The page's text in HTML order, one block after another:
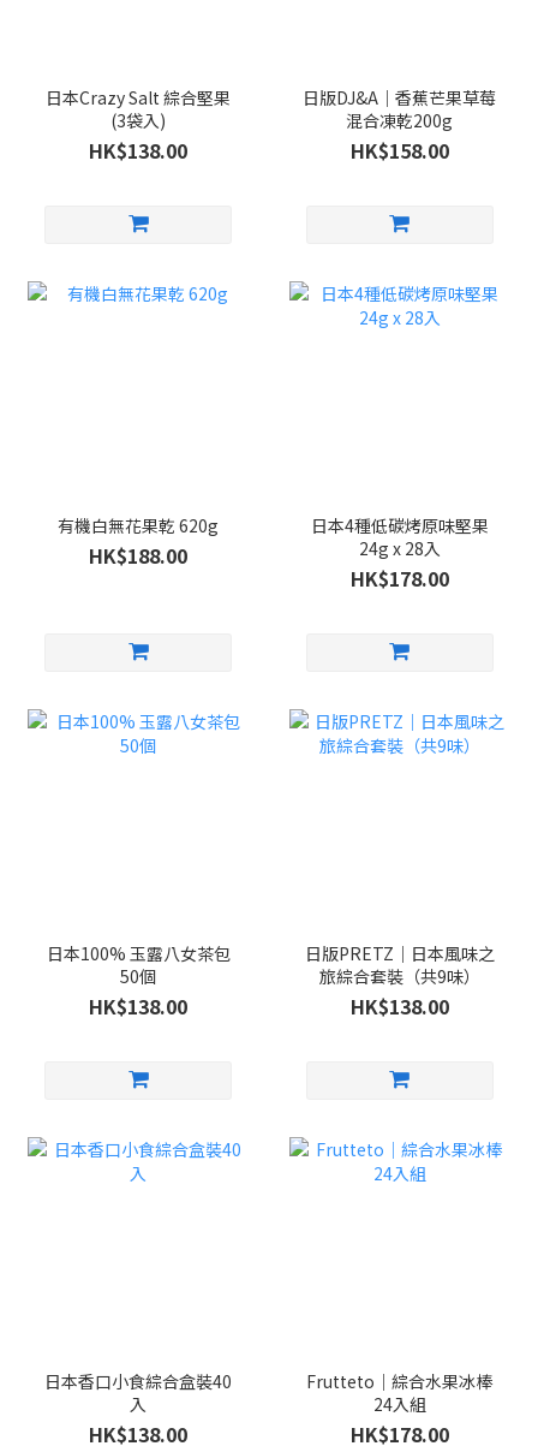
日本Crazy Salt 綜合堅果
(3袋入)
HK$138.00
日版DJ&A｜香蕉芒果草莓
混合凍乾200g
HK$158.00
有機白無花果乾 620g
HK$188.00
日本4種低碳烤原味堅果
24g x 28入
HK$178.00
日本100% 玉露八女茶包
50個
HK$138.00
日版PRETZ｜日本風味之
旅綜合套裝（共9味）
HK$138.00
日本香口小食綜合盒裝40
入
HK$138.00
Frutteto｜綜合水果冰棒
24入組
HK$178.00